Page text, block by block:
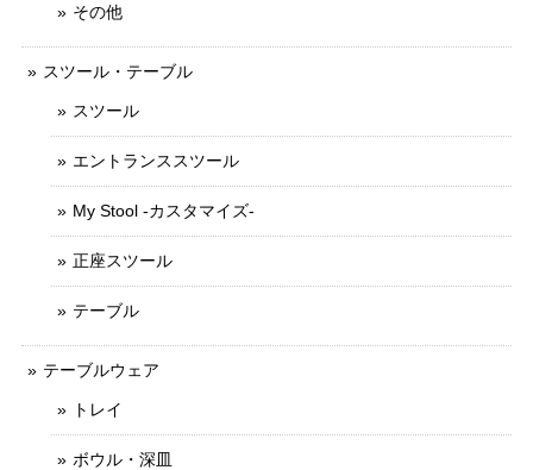
その他
スツール・テーブル
スツール
エントランススツール
My Stool -カスタマイズ-
正座スツール
テーブル
テーブルウェア
トレイ
ボウル・深皿